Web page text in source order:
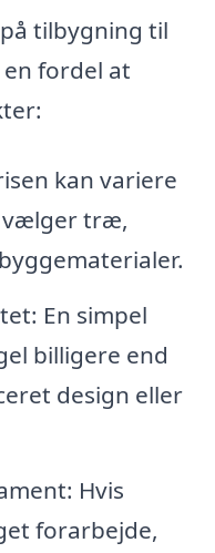
tilbygning til
fordel at
kan variere
vælger træ,
En simpel
billigere end
design eller
Hvis
forarbejde,